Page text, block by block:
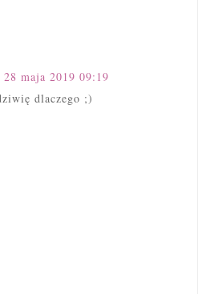
28 maja 2019 09:19
dlaczego ;)